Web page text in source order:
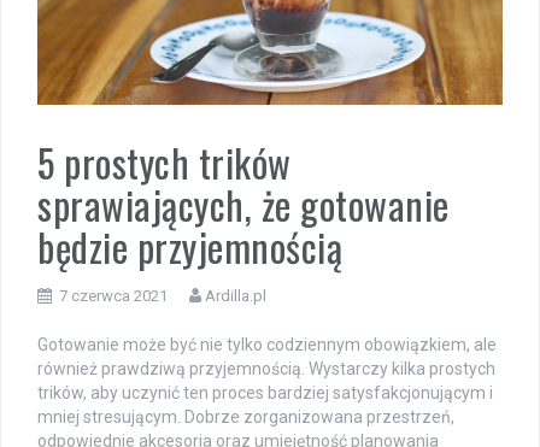
5 prostych trików
sprawiających, że gotowanie
będzie przyjemnością
7 czerwca 2021 Ardilla.pl
Gotowanie może być nie tylko codziennym obowiązkiem, ale
również prawdziwą przyjemnością. Wystarczy kilka prostych
trików, aby uczynić ten proces bardziej satysfakcjonującym i
mniej stresującym. Dobrze zorganizowana przestrzeń,
odpowiednie akcesoria oraz umiejętność planowania